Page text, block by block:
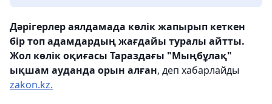
Дәрігерлер аялдамада көлік жапырып кеткен
бір топ адамдардың жағдайы туралы айтты.
Жол көлік оқиғасы Тараздағы "Мыңбұлақ"
ықшам ауданда орын алған, деп хабарлайды
zakon.kz.